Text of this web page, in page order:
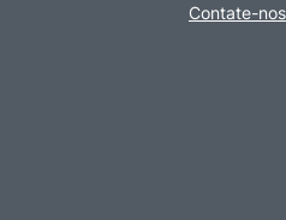
Contate-nos